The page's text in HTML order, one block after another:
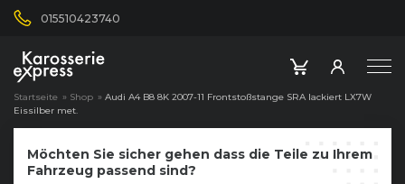
015510423740
Startseite » Shop » Audi A4 B8 8K 2007-11 Frontstoßstange SRA lackiert LX7W
Eissilber met.
Möchten Sie sicher gehen dass die Teile zu Ihrem
Fahrzeug passend sind?